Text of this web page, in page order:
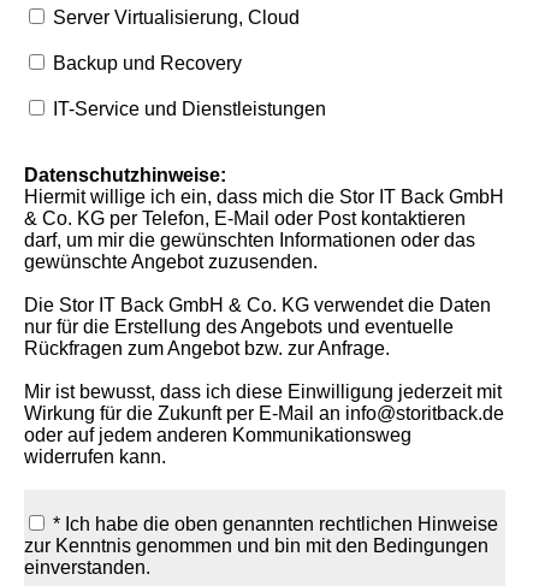
Server Virtualisierung, Cloud
Backup und Recovery
IT-Service und Dienstleistungen
Datenschutzhinweise:
Hiermit willige ich ein, dass mich die Stor IT Back GmbH
& Co. KG per Telefon, E-Mail oder Post kontaktieren
darf, um mir die gewünschten Informationen oder das
gewünschte Angebot zuzusenden.
Die Stor IT Back GmbH & Co. KG verwendet die Daten
nur für die Erstellung des Angebots und eventuelle
Rückfragen zum Angebot bzw. zur Anfrage.
Mir ist bewusst, dass ich diese Einwilligung jederzeit mit
Wirkung für die Zukunft per E-Mail an info@storitback.de
oder auf jedem anderen Kommunikationsweg
widerrufen kann.
* Ich habe die oben genannten rechtlichen Hinweise
zur Kenntnis genommen und bin mit den Bedingungen
einverstanden.